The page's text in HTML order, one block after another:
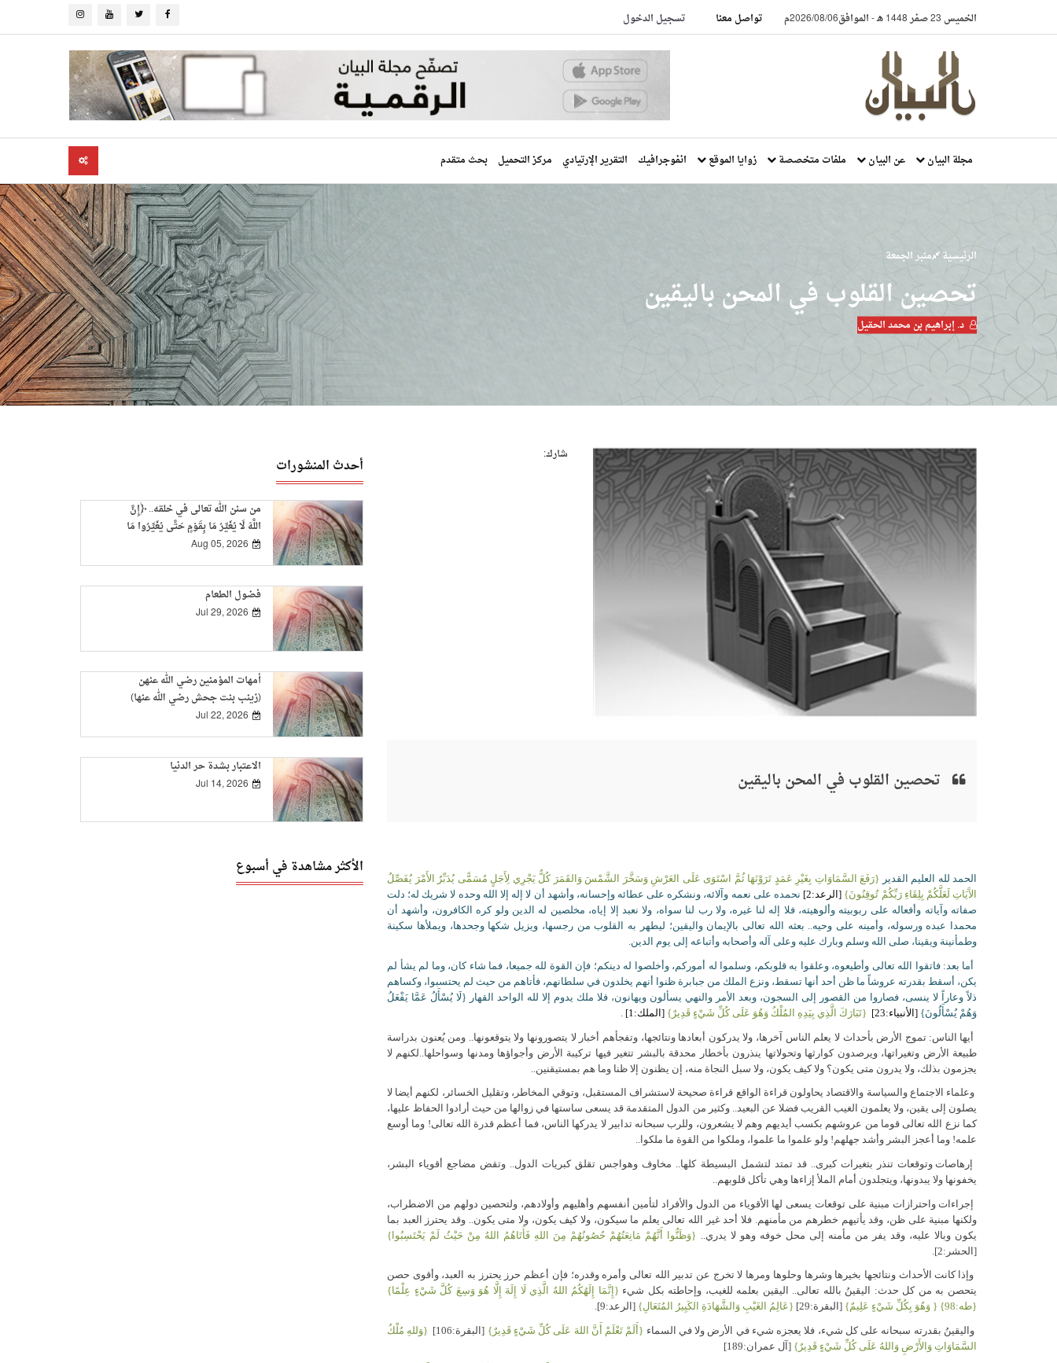
الخميس 23 صفر 1448 هـ -الموافق2026/08/06م تواصل معنا تسجيل الدخول
مجلة البيان عن البيان ملفات متخصصة زوايا الموقع انفوجرافيك التقرير الإرتيادي مركز التحميل بحث متقدم
الرئيسية منبر الجمعة
تحصين القلوب في المحن باليقين
د. إبراهيم بن محمد الحقيل
شارك:
تحصين القلوب في المحن باليقين
الحمد لله العليم القدير {رَفَعَ السَّمَاوَاتِ بِغَيْرِ عَمَدٍ تَرَوْنَهَا ثُمَّ اسْتَوَى عَلَى العَرْشِ وَسَخَّرَ الشَّمْسَ وَالقَمَرَ كُلٌّ يَجْرِي لِأَجَلٍ مُسَمًّى يُدَبِّرُ الأَمْرَ يُفَصِّلُ
الآَيَاتِ لَعَلَّكُمْ بِلِقَاءِ رَبِّكُمْ تُوقِنُونَ} [الرعد:2]
نحمده على نعمه وآلائه، ونشكره على عطائه وإحسانه، وأشهد أن لا إله إلا الله وحده لا شريك له؛ دلت
صفاته وآياته وأفعاله على ربوبيته وألوهيته، فلا إله لنا غيره، ولا رب لنا سواه، ولا نعبد إلا إياه، مخلصين له الدين ولو كره الكافرون، وأشهد أن
محمدا عبده ورسوله، وأمينه على وحيه.. بعثه الله تعالى بالإيمان واليقين؛ ليطهر به القلوب من رجسها، ويزيل شكها وجحدها، ويملأها سكينة
وطمأنينة ويقينا، صلى الله وسلم وبارك عليه وعلى آله وأصحابه وأتباعه إلى يوم الدين.
أما بعد: فاتقوا الله تعالى وأطيعوه، وعلقوا به قلوبكم، وسلموا له أموركم، وأخلصوا له دينكم؛ فإن القوة لله جميعا، فما شاء كان، وما لم يشأ لم
يكن، أسقط بقدرته عروشاً ما ظن أحد أنها تسقط، ونزع الملك من جبابرة ظنوا أنهم يخلدون في سلطانهم، فأتاهم من حيث لم يحتسبوا، وكساهم
ذلاً وعاراً لا ينسى، فصاروا من القصور إلى السجون، وبعد الأمر والنهي يسألون ويهانون، فلا ملك يدوم إلا لله الواحد القهار {لَا يُسْأَلُ عَمَّا يَفْعَلُ
وَهُمْ يُسْأَلُونَ} [الأنبياء:23] {تَبَارَكَ الَّذِي بِيَدِهِ المُلْكُ وَهُوَ عَلَى كُلِّ شَيْءٍ قَدِيرٌ} [الملك:1]
أيها الناس: تموج الأرض بأحداث لا يعلم الناس آخرها، ولا يدركون أبعادها ونتائجها، وتفجأهم أخبار لا يتصورونها ولا يتوقعونها.. ومن يُعنون بدراسة
طبيعة الأرض وتغيراتها، ويرصدون كوارثها وتحولاتها ينذرون بأخطار محدقة بالبشر تتغير فيها تركيبة الأرض وأجواؤها ومدنها وسواحلها..لكنهم لا
يجزمون بذلك، ولا يدرون متى يكون؟ ولا كيف يكون، ولا سبل النجاة منه، إن يظنون إلا ظنا وما هم بمستيقنين..
وعلماء الاجتماع والسياسة والاقتصاد يحاولون قراءة الواقع قراءة صحيحة لاستشراف المستقبل، وتوقي المخاطر، وتقليل الخسائر، لكنهم أيضا لا
يصلون إلى يقين، ولا يعلمون الغيب القريب فضلا عن البعيد.. وكثير من الدول المتقدمة قد يسعى ساستها في زوالها من حيث أرادوا الحفاظ عليها،
كما نزع الله تعالى قوما من عروشهم بكسب أيديهم وهم لا يشعرون، وللرب سبحانه تدابير لا يدركها الناس، فما أعظم قدرة الله تعالى! وما أوسع
علمه! وما أعجز البشر وأشد جهلهم! ولو علموا ما علموا، وملكوا من القوة ما ملكوا..
إرهاصات وتوقعات تنذر بتغيرات كبرى.. قد تمتد لتشمل البسيطة كلها.. مخاوف وهواجس تقلق كبريات الدول.. وتقض مضاجع أقوياء البشر،
يخفونها ولا يبدونها، ويتجلدون أمام الملأ إزاءها وهي تأكل قلوبهم..
إجراءات واحترازات مبنية على توقعات يسعى لها الأقوياء من الدول والأفراد لتأمين أنفسهم وأهليهم وأولادهم، ولتحصين دولهم من الاضطراب،
ولكنها مبنية على ظن، وقد يأتيهم خطرهم من مأمنهم. فلا أحد غير الله تعالى يعلم ما سيكون، ولا كيف يكون، ولا متى يكون.. وقد يحترز العبد بما
يكون وبالا عليه، وقد يفر من مأمنه إلى محل خوفه وهو لا يدري.. {وَظَنُّوا أَنَّهُمْ مَانِعَتُهُمْ حُصُونُهُمْ مِنَ اللهِ فَأَتَاهُمُ اللهُ مِنْ حَيْثُ لَمْ يَحْتَسِبُوا}
[الحشر:2].
وإذا كانت الأحداث ونتائجها بخيرها وشرها وحلوها ومرها لا تخرج عن تدبير الله تعالى وأمره وقدره؛ فإن أعظم حرز يحترز به العبد، وأقوى حصن
يتحصن به من كل حدث: اليقينُ بالله تعالى.. اليقين بعلمه للغيب، وإحاطته بكل شيء {إِنَّمَا إِلَهُكُمُ اللهُ الَّذِي لَا إِلَهَ إِلَّا هُوَ وَسِعَ كُلَّ شَيْءٍ عِلْمًا}
{طه:98} { وَهُوَ بِكُلِّ شَيْءٍ عَلِيمٌ}
[البقرة:29] {عَالِمُ الغَيْبِ وَالشَّهَادَةِ الكَبِيرُ المُتَعَالِ} [الرعد:9].
واليقينُ بقدرته سبحانه على كل شيء، فلا يعجزه شيء في الأرض ولا في السماء {أَلَمْ تَعْلَمْ أَنَّ اللهَ عَلَى كُلِّ شَيْءٍ قَدِيرٌ} [البقرة:106]
{وَللهِ مُلْكُ
السَّمَاوَاتِ وَالأَرْضِ وَاللهُ عَلَى كُلِّ شَيْءٍ قَدِيرٌ} [آل عمران:189]
أحدث المنشورات
من سنن الله تعالى في خلقه.. ﴿إِنَّ
اللَّهَ لَا يُغَيِّرُ مَا بِقَوْمٍ حَتَّى يُغَيِّرُوا مَا
بِأَنْفُسِهِمْ﴾
Aug 05, 2026
فضول الطعام
Jul 29, 2026
أمهات المؤمنين رضي الله عنهن
(زينب بنت جحش رضي الله عنها)
Jul 22, 2026
الاعتبار بشدة حر الدنيا
Jul 14, 2026
الأكثر مشاهدة في أسبوع